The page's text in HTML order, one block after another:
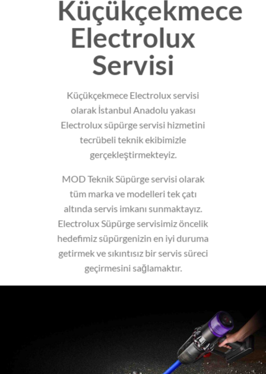
Küçükçekmece
Electrolux
Servisi
Küçükçekmece Electrolux servisi
olarak İstanbul Anadolu yakası
Electrolux süpürge servisi hizmetini
tecrübeli teknik ekibimizle
gerçekleştirmekteyiz.
MOD Teknik Süpürge servisi olarak
tüm marka ve modelleri tek çatı
altında servis imkanı sunmaktayız.
Electrolux Süpürge servisimiz öncelik
hedefimiz süpürgenizin en iyi duruma
getirmek ve sıkıntısız bir servis süreci
geçirmesini sağlamaktır.